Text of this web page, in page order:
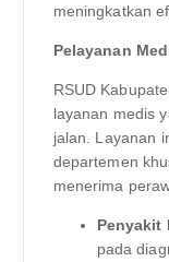
meningkatkan
Pelayanan
RSUD
layanan medis
jalan. Layanan
departemen
menerima
Penyakit
pada